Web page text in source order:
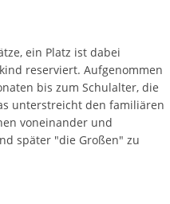
ein Platz ist dabei
reserviert. Aufgenommen
bis zum Schulalter, die
unterstreicht den familiären
voneinander und
später "die Großen" zu